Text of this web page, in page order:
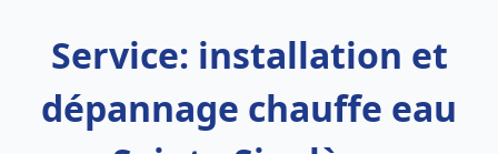
Service: installation et
dépannage chauffe eau